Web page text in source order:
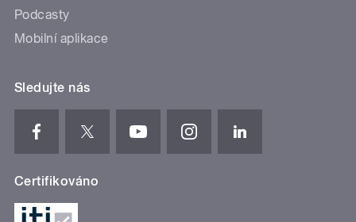
Podcasty
Mobilní aplikace
Sledujte nás
Certifikováno